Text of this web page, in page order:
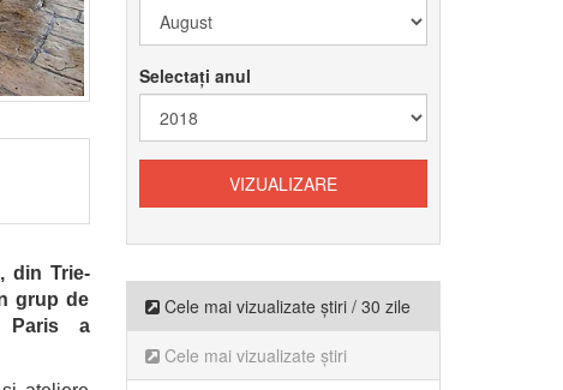
, din Trie-
grup de
Paris
a
Selectați anul
Cele mai vizualizate știri / 30 zile
Cele mai vizualizate știri